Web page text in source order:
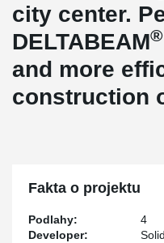
city center.
DELTABEAM®
and more
construction
Fakta o projektu
Podlahy:
4
Developer: